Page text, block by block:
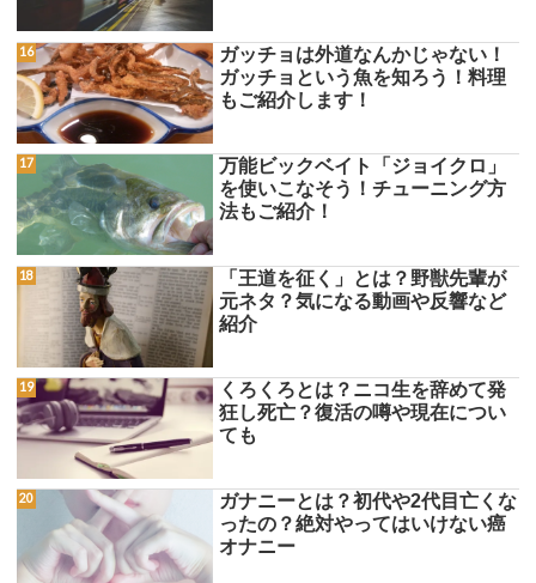
ガッチョは外道なんかじゃない！
ガッチョという魚を知ろう！料理
もご紹介します！
万能ビックベイト「ジョイクロ」
を使いこなそう！チューニング方
法もご紹介！
「王道を征く」とは？野獣先輩が
元ネタ？気になる動画や反響など
紹介
くろくろとは？ニコ生を辞めて発
狂し死亡？復活の噂や現在につい
ても
ガナニーとは？初代や2代目亡くな
ったの？絶対やってはいけない癌
オナニー